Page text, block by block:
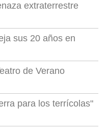
extraterrestre
sus 20 años en
de Verano
para los terrícolas"